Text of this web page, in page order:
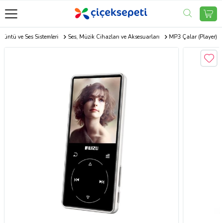
ve Ses Sistemleri Ses, Müzik Cihazları ve Aksesuarları MP3 Çalar (Player)